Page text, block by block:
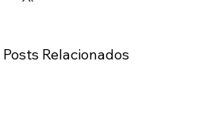
Posts Relacionados